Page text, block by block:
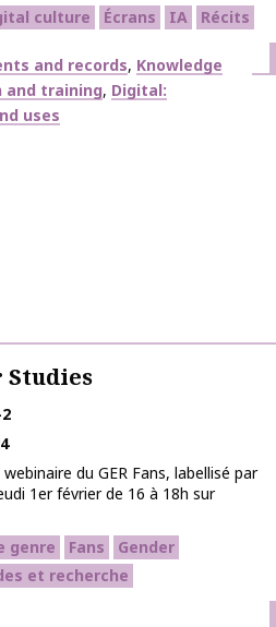
culture Écrans IA Récits
and records Knowledge
and training Digital:
uses
Studies
du GER Fans, labellisé par
1er février de 16 à 18h sur
genre Fans
Gender
et recherche